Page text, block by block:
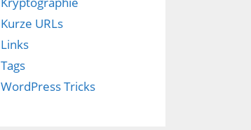
Kurze URLs
Links
Tags
WordPress Tricks